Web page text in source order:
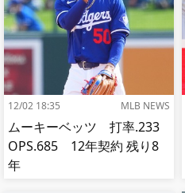
12/02 18:35 MLB NEWS
ムーキーベッツ 打率.233
OPS.685 12年契約 残り8
年